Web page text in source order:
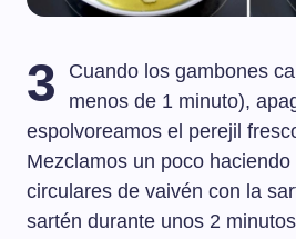
3
Cuando los gambones
menos de 1 minuto),
espolvoreamos el perejil
Mezclamos un poco
circulares de vaivén con la
sartén durante unos 2